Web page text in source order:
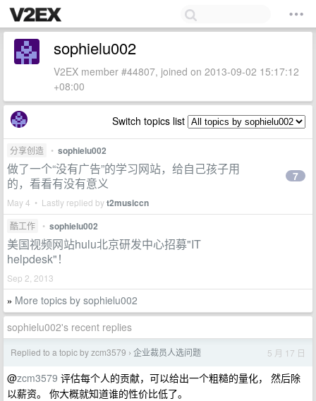
sophielu002
V2EX member #44807, joined on 2013-09-02 15:17:12
+08:00
Switch topics list
分享创造 • sophielu002
做了一个“没有广告”的学习网站，给自己孩子用
的，看看有没有意义
May 4 • Lastly replied byt2musiccn
7
酷工作 • sophielu002
美国视频网站hulu北京研发中心招募"IT
helpdesk"！
Sep 2, 2013
» More topics by sophielu002
sophielu002's recent replies
Replied to a topic by zcm3579 › 企业裁员人选问题 5 月 17 日
@zcm3579 评估每个人的贡献，可以给出一个粗糙的量化， 然后除
以薪资。 你大概就知道谁的性价比低了。